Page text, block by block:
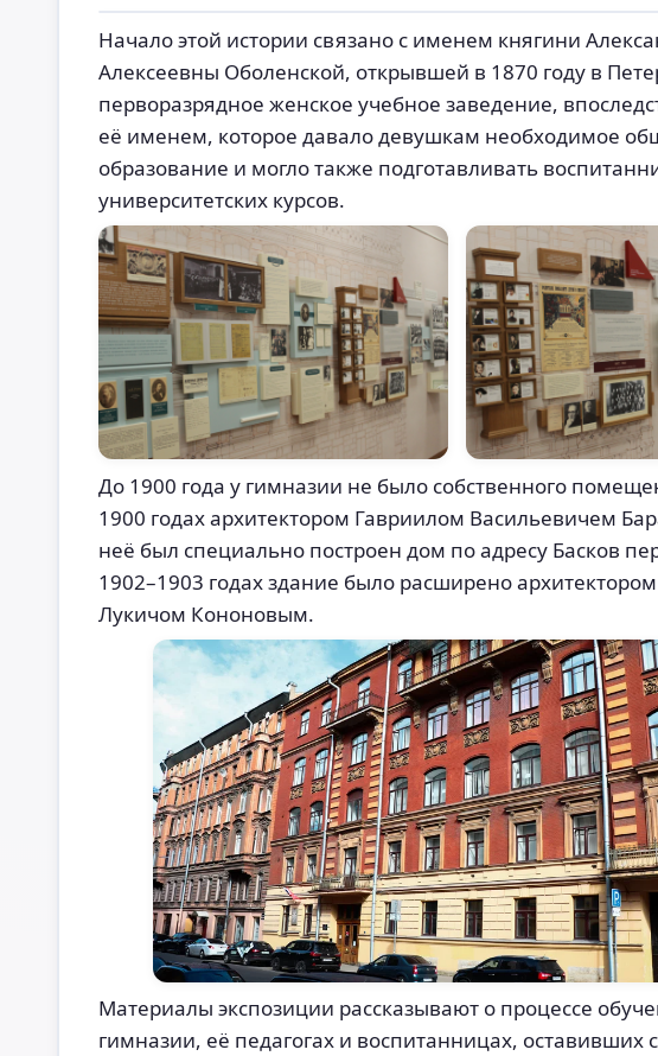
Начало этой истории связано с именем княгини
Алексеевны Оболенской, открывшей в 1870 году в
перворазрядное женское учебное заведение,
её именем, которое давало девушкам необходимое
образование и могло также подготавливать
университетских курсов.
До 1900 года у гимназии не было собственного
1900 годах архитектором Гавриилом Васильевичем
неё был специально построен дом по адресу Басков
1902–1903 годах здание было расширено
Лукичом Кононовым.
Материалы экспозиции рассказывают о процессе
гимназии, её педагогах и воспитанницах, оставивших